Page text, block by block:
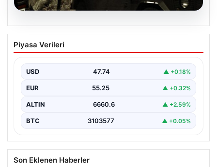
07.08.2026
Türkiye Genelinde DAEŞ’e Karşı Geniş
Kapsamlı Operasyon
yönelik 30 şehirde büyük çaplı bir operasyon
gerçekleştirildi. Jandarma…
Piyasa Verileri
USD 47.74 ▲ +0.18%
EUR 55.25 ▲ +0.32%
ALTIN 6660.6 ▲ +2.59%
BTC 3103577 ▲ +0.05%
Son Eklenen Haberler